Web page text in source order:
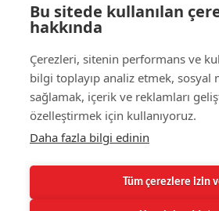
24
25 26 27 28 29
Site Haritası
Site Haritası
Bu sitede kullanılan
hakkında
Çerezleri, sitenin performans ve
bilgi toplayıp analiz etmek, sosyal
sağlamak, içerik ve reklamları
özelleştirmek için kullanıyoruz.
Daha fazla bilgi edinin
Tüm çerezlere izin